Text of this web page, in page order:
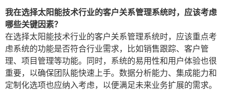
我在选择太阳能技术行业的客户关系管理系统时，应该考虑
哪些关键因素？
在选择太阳能技术行业的客户关系管理系统时，应该重点考
虑系统的功能是否符合行业需求，比如销售跟踪、客户管
理、项目管理等功能。同时，系统的易用性和用户体验也很
重要，以确保团队能快速上手。数据分析能力、集成能力和
定制化选项也应纳入考虑，以便满足未来业务扩展的需求。